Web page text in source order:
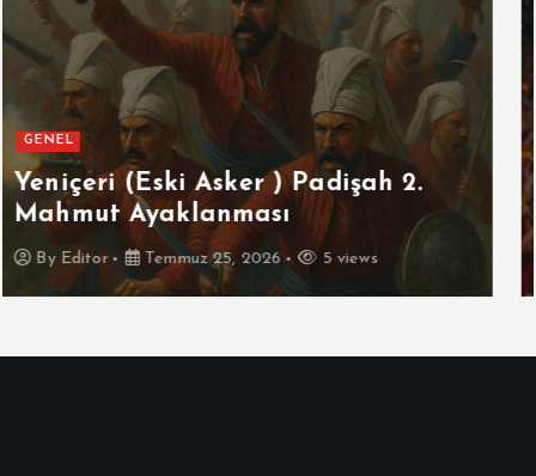
GENEL SPOR
Futbolun Zirvesinde Yeniden
İspanya
ByEditor Temmuz 16, 2026 3 views